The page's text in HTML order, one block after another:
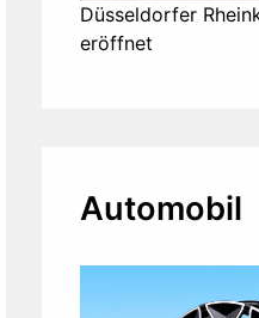
Düsseldorfer
eröffnet
Automobil